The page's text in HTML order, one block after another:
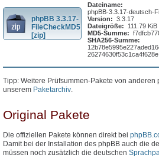
phpBB 3.3.17-
FileCheckMD5
[zip]
Dateiname:
phpBB-3.3.17-deutsch-
Version: 3.3.17
Dateigröße:
111.79 KiB
MD5-Summe:
SHA256-Summe:
26274630f53c1ca4f628e
Tipp: Weitere Prüfsummen-Pakete von anderen
unserem Paketarchiv.
Original Pakete
Die offiziellen Pakete können direkt bei
Damit bei der Installation des phpBB auch die
müssen noch zusätzlich die deutschen